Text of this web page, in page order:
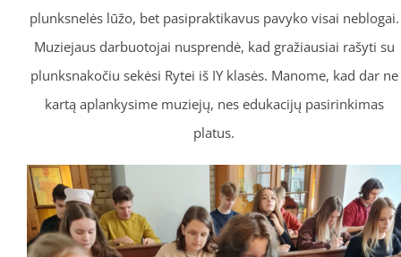
plunksnelės lūžo, bet pasipraktikavus pavyko visai neblogai.
Muziejaus darbuotojai nusprendė, kad gražiausiai rašyti su
plunksnakočiu sekėsi Rytei iš IY klasės. Manome, kad dar ne
kartą aplankysime muziejų, nes edukacijų pasirinkimas
platus.